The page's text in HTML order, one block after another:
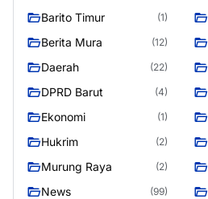
Barito Timur (1)
Berita Mura (12)
Daerah (22)
DPRD Barut (4)
Ekonomi (1)
Hukrim (2)
Murung Raya (2)
News (99)